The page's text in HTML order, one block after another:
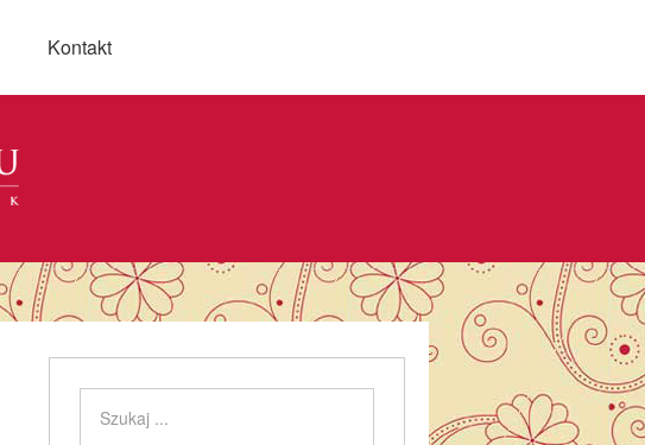
Kontakt